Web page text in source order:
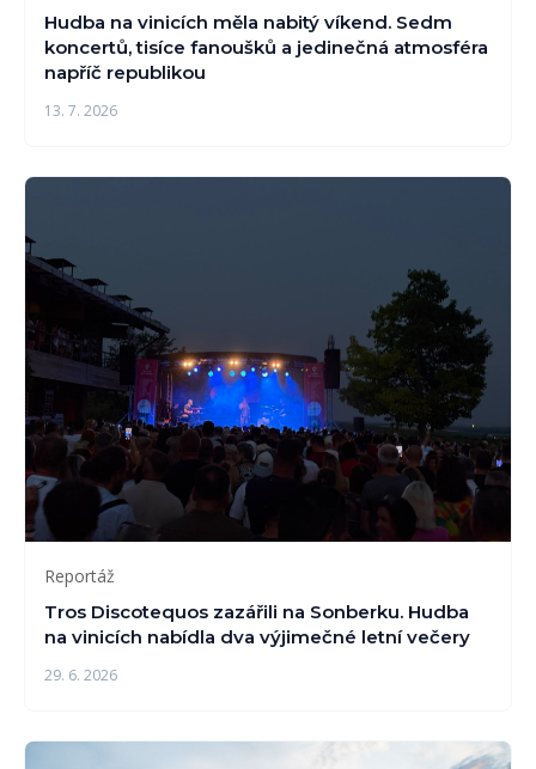
Hudba na vinicích měla nabitý víkend. Sedm
koncertů, tisíce fanoušků a jedinečná atmosféra
napříč republikou
13. 7. 2026
Reportáž
Tros Discotequos zazářili na Sonberku. Hudba
na vinicích nabídla dva výjimečné letní večery
29. 6. 2026